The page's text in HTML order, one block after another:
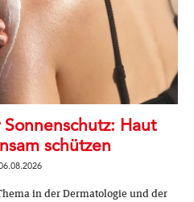
Haut
schützen
in der Dermatologie und der